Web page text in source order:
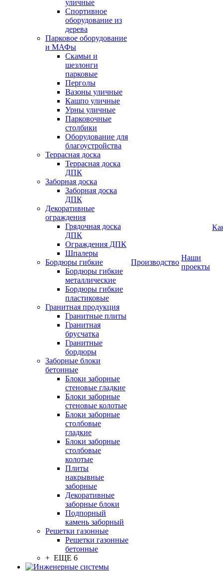
уличные
Спортивное
оборудование из
дерева
Парковое оборудование
и МАФы
Скамьи и
шезлонги
парковые
Перголы
Вазоны уличные
Кашпо уличные
Урны уличные
Парковочные
столбики
Оборудование для
благоустройства
Террасная доска
Террасная доска
ДПК
Заборная доска
Заборная доска
ДПК
Декоративные
ограждения
Грядочная доска
ДПК
Ограждения ДПК
Шпалеры
Бордюры гибкие
Бордюры гибкие
металлические
Бордюры гибкие
пластиковые
Гранитная продукция
Гранитные плиты
Гранитная
брусчатка
Гранитные
бордюры
Заборные блоки
бетонные
Блоки заборные
стеновые гладкие
Блоки заборные
стеновые колотые
Блоки заборные
столбовые
гладкие
Блоки заборные
столбовые
колотые
Плиты
накрывные
заборные
Декоративные
заборные блоки
Подпорный
камень заборный
Решетки газонные
Решетки газонные
бетонные
+ ЕЩЕ 6
Производство
Наши
проекты